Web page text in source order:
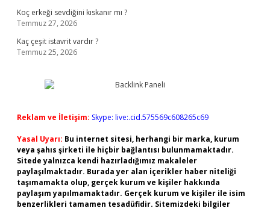
Koç erkeği sevdiğini kıskanır mı ?
Temmuz 27, 2026
Kaç çeşit istavrit vardır ?
Temmuz 25, 2026
Reklam ve İletişim: Skype: live:.cid.575569c608265c69
Yasal Uyarı: Bu internet sitesi, herhangi bir marka, kurum
veya şahıs şirketi ile hiçbir bağlantısı bulunmamaktadır.
Sitede yalnızca kendi hazırladığımız makaleler
paylaşılmaktadır. Burada yer alan içerikler haber niteliği
taşımamakta olup, gerçek kurum ve kişiler hakkında
paylaşım yapılmamaktadır. Gerçek kurum ve kişiler ile isim
benzerlikleri tamamen tesadüfidir. Sitemizdeki bilgiler